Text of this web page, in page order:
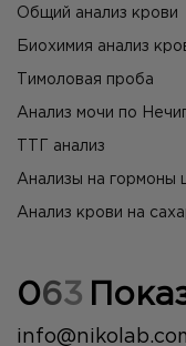
Общий анализ крови
Биохимия анализ
Тимоловая проба
Анализ мочи по
ТТГ анализ
Анализы на гормоны
Анализ крови на
063